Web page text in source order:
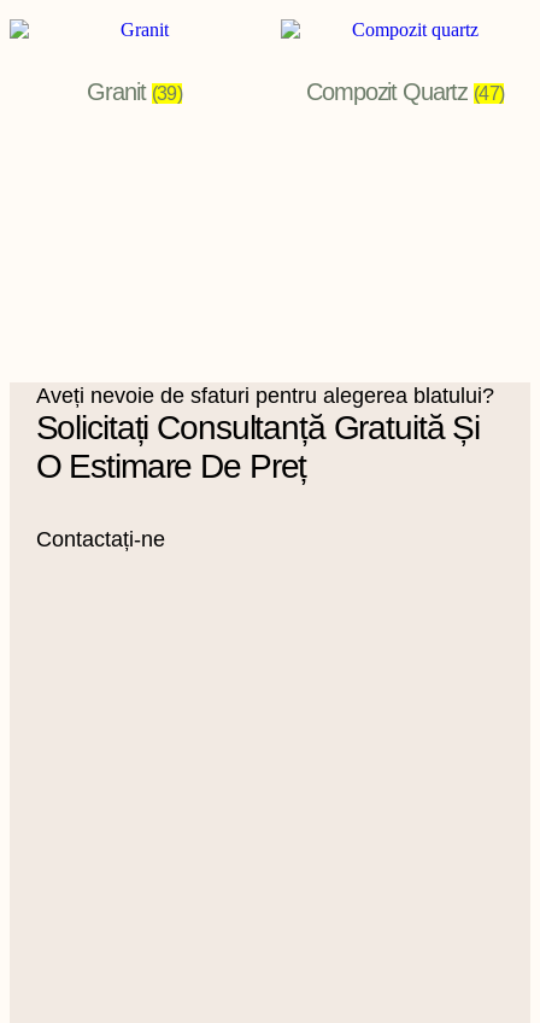
Granit (39) Compozit Quartz(47)
Aveți nevoie de sfaturi pentru alegerea blatului?
Solicitați Consultanță Gratuită Și
O Estimare De Preț
Contactați-ne